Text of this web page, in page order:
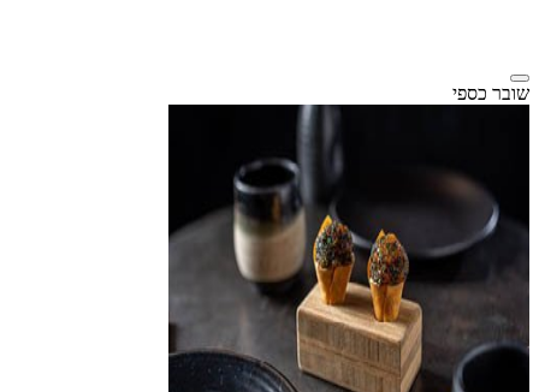
שובר כספי